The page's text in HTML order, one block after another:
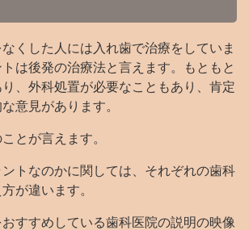
くした人には入れ歯で治療をしていま
は後発の治療法と言えます。もともと
、外科処置が必要なこともあり、肯定
意見があります。
とが言えます。
トなのかに関しては、それぞれの歯科
が違います。
すすめしている歯科医院の説明の映像